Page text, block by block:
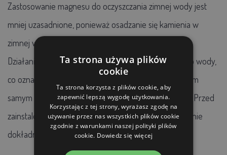
Zastosowanie magnesu do oczyszczania zimnej wody jest
mniej uzasadnione, ponieważ osadzanie się kamienia w
zimnej wodzie zachodzi z mniejszą intensywnością.
Działanie urządzenia nie zmienia składu chemicznego wody,
co oznacza, że zawartość minerałów pozostaje w takim
samym stosunku jak przed zastosowaniem magnesu. Przed
zainstalowaniem urządzenia zaleca się przeprowadzenie
dokładnej analizy wody lub konsultację ze specjalistą.
Ta strona używa plików
cookie
Ta strona korzysta z plików cookie, aby
zapewnić lepszą wygodę użytkowania.
Korzystając z tej strony, wyrażasz zgodę na
używanie przez nas wszystkich plików cookie
zgodnie z warunkami naszej polityki plików
cookie. Dowiedz się więcej